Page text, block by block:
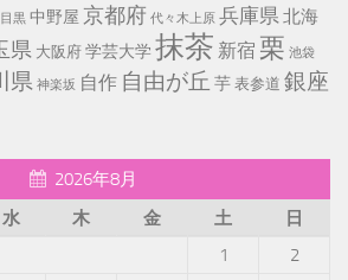
黒 中野屋 京都府 代々木上原 兵庫県 北海
県 大阪府 学芸大学抹茶 新宿 栗 池袋
県 神楽坂 自作 自由が丘 芋 表参道 銀座
2026年8月
水 木 金 土 日
1
2